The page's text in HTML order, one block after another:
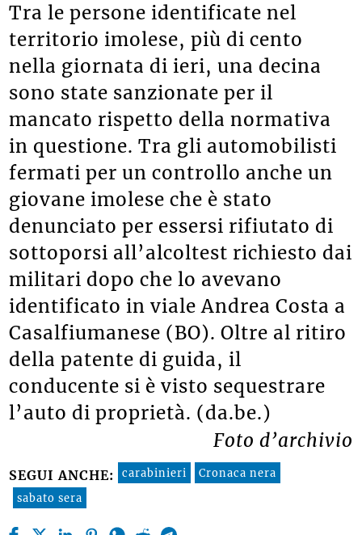
Tra le persone identificate nel
territorio imolese, più di cento
nella giornata di ieri, una decina
sono state sanzionate per il
mancato rispetto della normativa
in questione. Tra gli automobilisti
fermati per un controllo anche un
giovane imolese che è stato
denunciato per essersi rifiutato di
sottoporsi all’alcoltest richiesto dai
militari dopo che lo avevano
identificato in viale Andrea Costa a
Casalfiumanese (BO). Oltre al ritiro
della patente di guida, il
conducente si è visto sequestrare
l’auto di proprietà. (da.be.)
Foto d’archivio
SEGUI ANCHE: carabinieri
Cronaca nera
sabato sera